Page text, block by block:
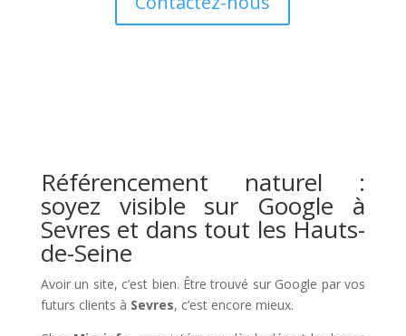
Référencement naturel :
soyez visible sur Google à
Sevres et dans tout les Hauts-
de-Seine
Avoir un site, c’est bien. Être trouvé sur Google par vos
futurs clients à Sevres, c’est encore mieux.